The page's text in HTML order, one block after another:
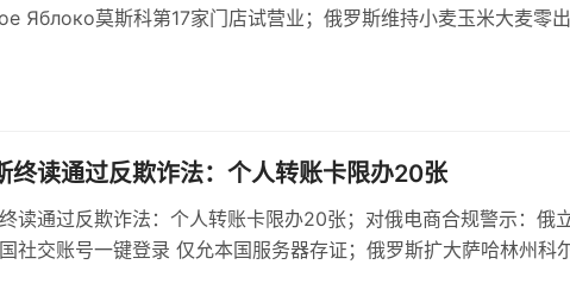
Яблоко莫斯科第17家门店试营业；俄罗斯维持小麦玉米大麦零
终读通过反欺诈法：个人转账卡限办20张
读通过反欺诈法：个人转账卡限办20张；对俄电商合规警示：俄
社交账号一键登录 仅允本国服务器存证；俄罗斯扩大萨哈林州科